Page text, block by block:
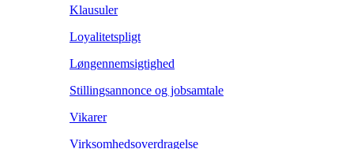
Klausuler
Loyalitetspligt
Løngennemsigtighed
Stillingsannonce og jobsamtale
Vikarer
Virksomhedsoverdragelse